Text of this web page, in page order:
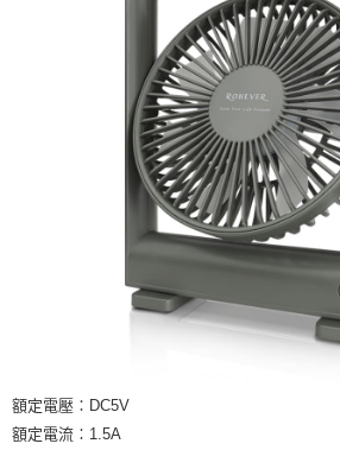
額定電壓∶DC5V
額定電流∶1.5A